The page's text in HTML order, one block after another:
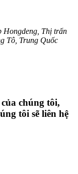
Hongdeng, Thị trấn
Tô, Trung Quốc
chúng tôi,
tôi sẽ liên hệ